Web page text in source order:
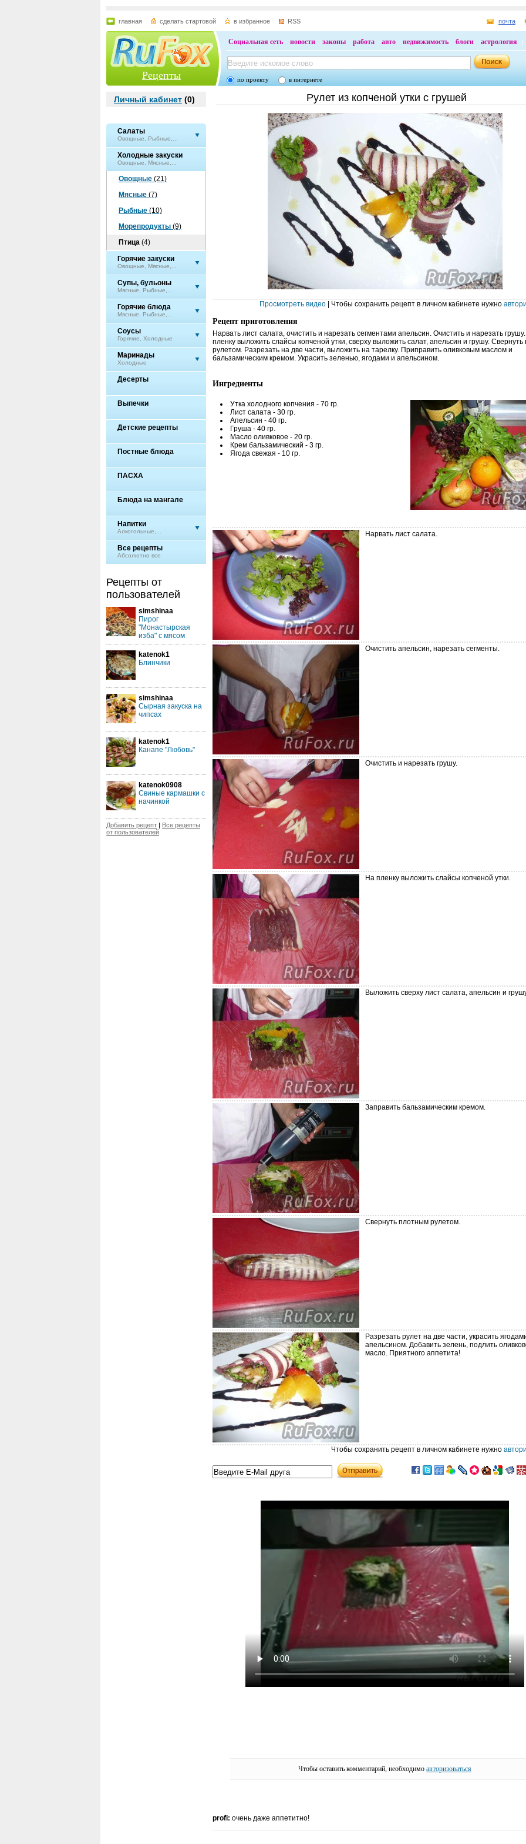
главная сделать стартовой в избранное RSS почта
Рецепты
Социальная сеть новости законы работа авто недвижимость блоги астрология
по проекту в интернете
Личный кабинет (0)
Салаты
Овощные, Рыбные,...
Холодные закуски
Овощные, Мясные,...
Овощные (21)
Мясные (7)
Рыбные (10)
Морепродукты (9)
Птица (4)
Горячие закуски
Овощные, Мясные,...
Супы, бульоны
Мясные, Рыбные,...
Горячие блюда
Мясные, Рыбные,...
Соусы
Горячие, Холодные
Маринады
Холодные
Десерты
Выпечки
Детские рецепты
Постные блюда
ПАСХА
Блюда на мангале
Напитки
Алкогольные,...
Все рецепты
Абсолютно все
Рецепты от
пользователей
simshinaa
Пирог
"Монастырская
изба" с мясом
katenok1
Блинчики
simshinaa
Сырная закуска на
чипсах
katenok1
Канапе "Любовь"
katenok0908
Свиные кармашки с
начинкой
Добавить рецепт | Все рецепты
от пользователей
Рулет из копченой утки с грушей
Просмотреть видео | Чтобы сохранить рецепт в личном кабинете нужно
Рецепт приготовления
Нарвать лист салата, очистить и нарезать сегментами апельсин. Очистить и нарезать
пленку выложить слайсы копченой утки, сверху выложить салат, апельсин и грушу.
рулетом. Разрезать на две части, выложить на тарелку. Приправить оливковым маслом и
бальзамическим кремом. Украсить зеленью, ягодами и апельсином.
Ингредиенты
Утка холодного копчения - 70 гр.
Лист салата - 30 гр.
Апельсин - 40 гр.
Груша - 40 гр.
Масло оливковое - 20 гр.
Крем бальзамический - 3 гр.
Ягода свежая - 10 гр.
Нарвать лист салата.
Очистить апельсин, нарезать сегменты.
Очистить и нарезать грушу.
На пленку выложить слайсы копченой утки.
Выложить сверху лист салата, апельсин и
Заправить бальзамическим кремом.
Свернуть плотным рулетом.
Разрезать рулет на две части, украсить
апельсином. Добавить зелень, подлить
масло. Приятного аппетита!
Чтобы сохранить рецепт в личном кабинете нужно
Чтобы оставить комментарий, необходимо авторизоваться
profi: очень даже аппетитно!